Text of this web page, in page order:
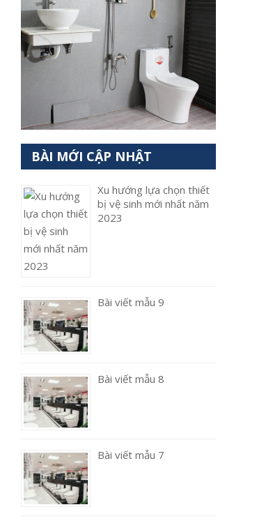
BÀI MỚI CẬP NHẬT
Xu hướng lựa chọn thiết
bị vệ sinh mới nhất năm
2023
Bài viết mẫu 9
Bài viết mẫu 8
Bài viết mẫu 7